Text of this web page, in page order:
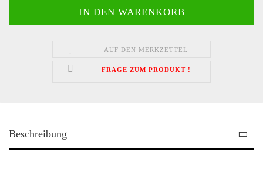
AUF DEN MERKZETTEL
FRAGE ZUM PRODUKT !
Beschreibung